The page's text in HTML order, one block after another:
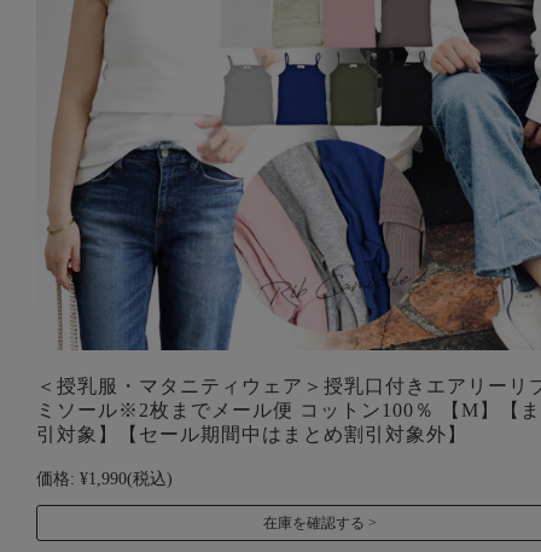
＜授乳服・マタニティウェア＞授乳口付きエアリーリ
ミソール※2枚までメール便 コットン100％ 【M】【
引対象】【セール期間中はまとめ割引対象外】
価格: ¥1,990(税込)
在庫を確認する